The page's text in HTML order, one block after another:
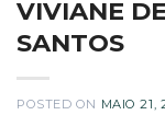
VIVIANE
SANTOS
POSTED ON MAIO 21,